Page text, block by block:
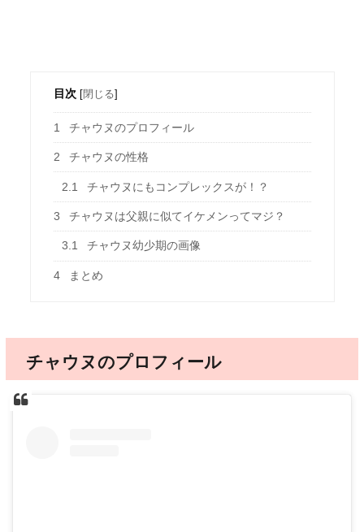
目次 [閉じる]
1 チャウヌのプロフィール
2 チャウヌの性格
2.1 チャウヌにもコンプレックスが！？
3 チャウヌは父親に似てイケメンってマジ？
3.1 チャウヌ幼少期の画像
4 まとめ
チャウヌのプロフィール